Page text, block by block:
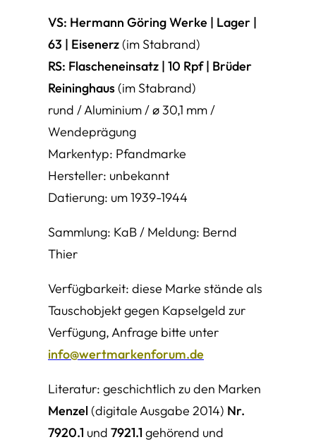
VS: Hermann Göring Werke | Lager |
63 | Eisenerz (im Stabrand)
RS: Flascheneinsatz | 10 Rpf | Brüder
Reininghaus (im Stabrand)
rund / Aluminium / ø 30,1 mm /
Wendeprägung
Markentyp: Pfandmarke
Hersteller: unbekannt
Datierung: um 1939-1944
Sammlung: KaB / Meldung: Bernd
Thier
Verfügbarkeit: diese Marke stände als
Tauschobjekt gegen Kapselgeld zur
Verfügung, Anfrage bitte unter
info@wertmarkenforum.de
Literatur: geschichtlich zu den Marken
Menzel (digitale Ausgabe 2014) Nr.
7920.1 und 7921.1 gehörend und